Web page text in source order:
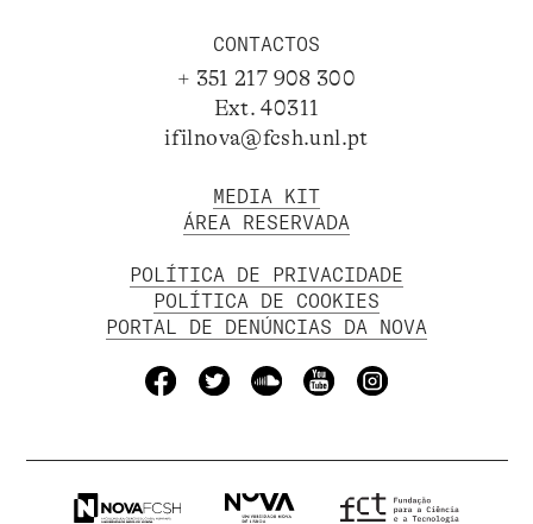
CONTACTOS
+ 351 217 908 300
Ext. 40311
ifilnova@fcsh.unl.pt
MEDIA KIT
ÁREA RESERVADA
POLÍTICA DE PRIVACIDADE
POLÍTICA DE COOKIES
PORTAL DE DENÚNCIAS DA NOVA